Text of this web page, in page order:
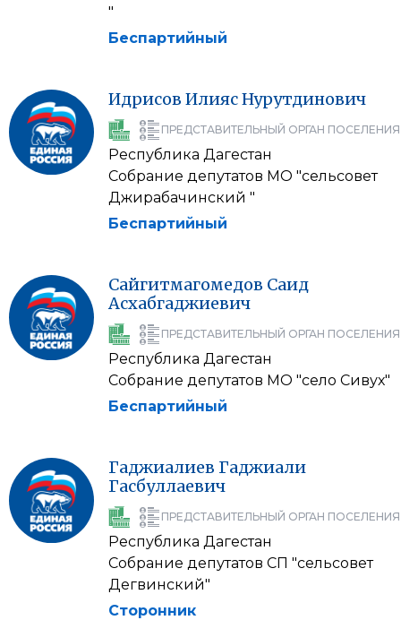
"
Беспартийный
Идрисов ИлиясНурутдинович
ПРЕДСТАВИТЕЛЬНЫЙ ОРГАН ПОСЕЛЕНИЯ
Республика Дагестан
Собрание депутатов МО "сельсовет
Джирабачинский "
Беспартийный
Сайгитмагомедов Саид
Асхабгаджиевич
ПРЕДСТАВИТЕЛЬНЫЙ ОРГАН ПОСЕЛЕНИЯ
Республика Дагестан
Собрание депутатов МО "село Сивух"
Беспартийный
Гаджиалиев Гаджиали
Гасбуллаевич
ПРЕДСТАВИТЕЛЬНЫЙ ОРГАН ПОСЕЛЕНИЯ
Республика Дагестан
Собрание депутатов СП "сельсовет
Дегвинский"
Сторонник